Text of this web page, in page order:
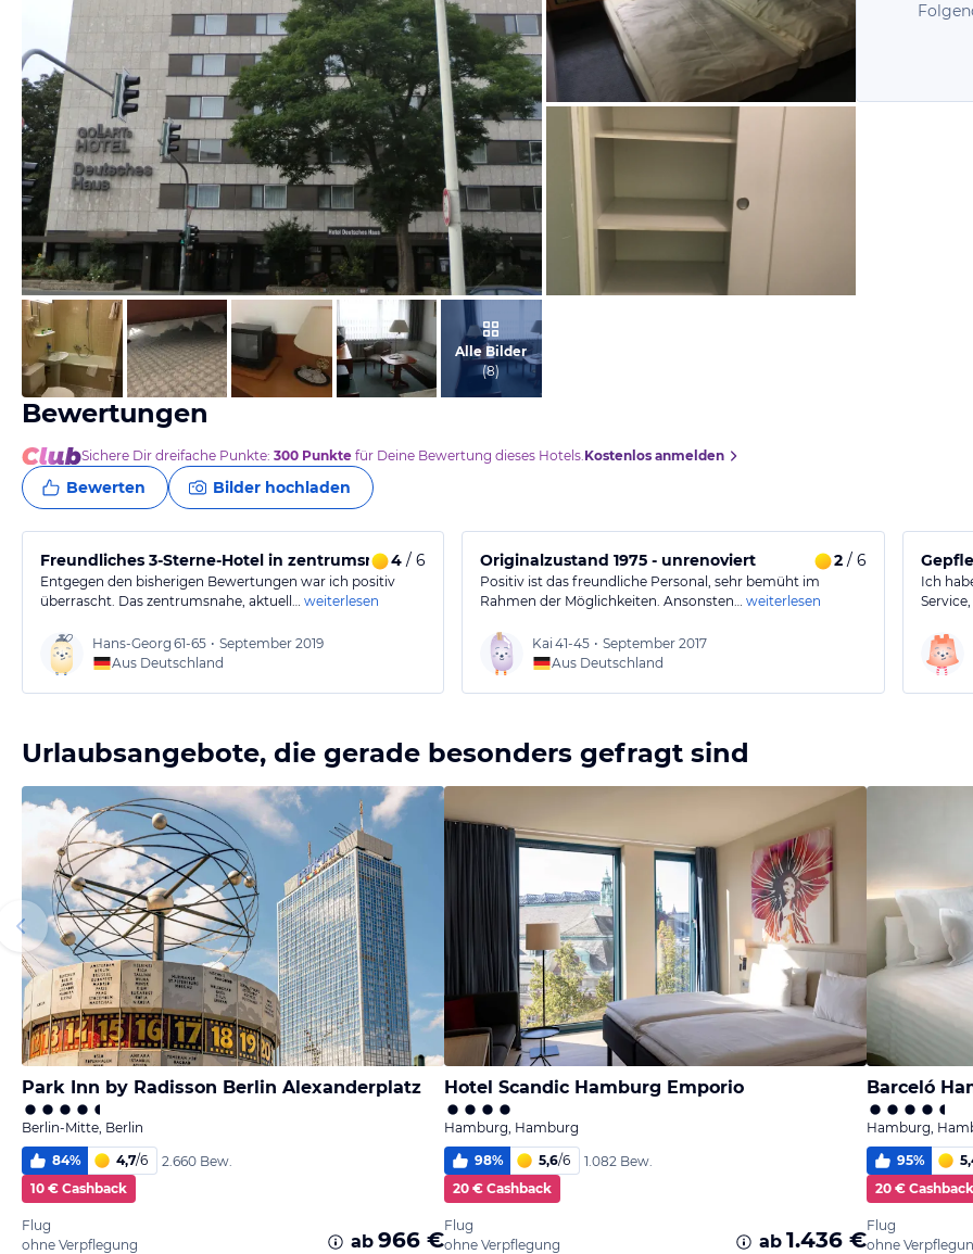
von Wolfgang, September 2012
von Kai, September 2017
Alle Bilder
(8)
Bewertungen
Sichere Dir dreifache Punkte: 300 Punkte für Deine Bewertung dieses Hotels.Kostenlos anmelden
Bewerten Bilder hochladen
Freundliches 3-Sterne-Hotel in zentrumsnaher Lage
4 / 6
Entgegen den bisherigen Bewertungen war ich positiv
überrascht. Das zentrumsnahe, aktuell… weiterlesen
Hans-Georg 61-65 • September 2019
Aus Deutschland
Originalzustand 1975 - unrenoviert 2/ 6
Positiv ist das freundliche Personal, sehr bemüht im
Rahmen der Möglichkeiten. Ansonsten… weiterlesen
Kai 41-45 • September 2017
Aus Deutschland
Ich
Urlaubsangebote, die gerade besonders gefragt sind
Park Inn by Radisson Berlin Alexanderplatz
Berlin-Mitte, Berlin
84% 4,7/6
2.660 Bew.
10 € Cashback
Flug
ohne Verpflegung
ab 966 €
Hotel Scandic Hamburg Emporio
Hamburg, Hamburg
98% 5,6/6
1.082 Bew.
20 € Cashback
Flug
ohne Verpflegung
ab 1.436 €
Barceló
Hamburg,
95%
20 € Cashback
Flug
ohne